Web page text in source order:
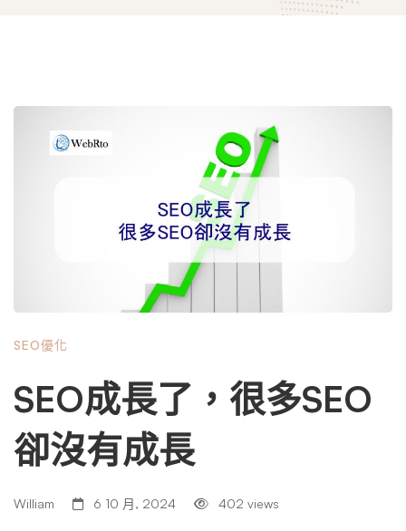
SEO優化
SEO成長了，很多SEO
卻沒有成長
William 6 10 月, 2024 402 views